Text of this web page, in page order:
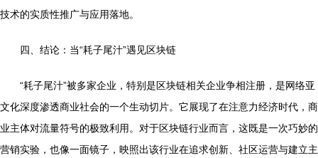
技术的实质性推广与应用落地。
四、结论：当“耗子尾汁”遇见区块链
“耗子尾汁”被多家企业，特别是区块链相关企业争相注册，是网络亚
文化深度渗透商业社会的一个生动切片。它展现了在注意力经济时代，商
业主体对流量符号的极致利用。对于区块链行业而言，这既是一次巧妙的
营销实验，也像一面镜子，映照出该行业在追求创新、社区运营与建立主